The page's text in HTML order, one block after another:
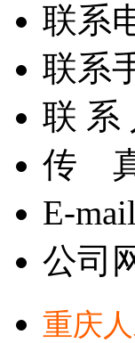
联
联
联
传
E-
公
重庆